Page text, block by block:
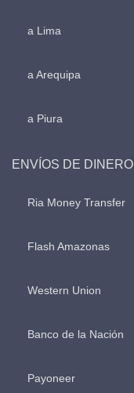
a Lima
a Arequipa
a Piura
ENVÍOS DE DINERO
Ria Money Transfer
Flash Amazonas
Western Union
Banco de la Nación
Payoneer